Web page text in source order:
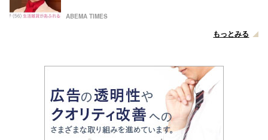
ABEMA TIMES
もっとみる